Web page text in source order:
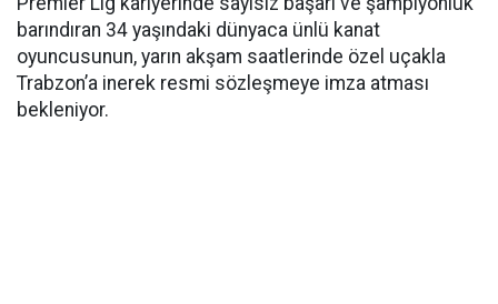
barındıran 34 yaşındaki dünyaca ünlü kanat
oyuncusunun, yarın akşam saatlerinde özel uçakla
Trabzon’a inerek resmi sözleşmeye imza atması
bekleniyor.